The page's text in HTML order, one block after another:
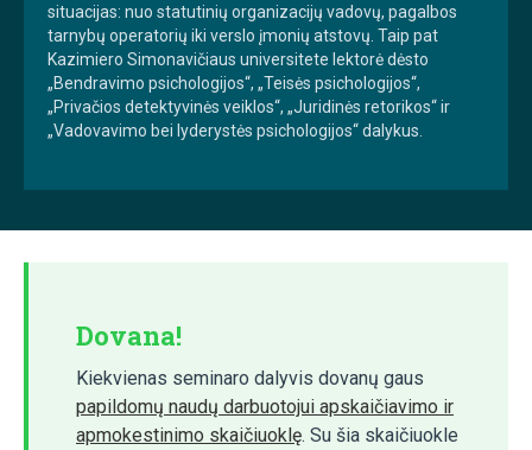
situacijas: nuo statutinių organizacijų vadovų, pagalbos
tarnybų operatorių iki verslo įmonių atstovų. Taip pat
Kazimiero Simonavičiaus universitete lektorė dėsto
„Bendravimo psichologijos“, „Teisės psichologijos“,
„Privačios detektyvinės veiklos“, „Juridinės retorikos“ ir
„Vadovavimo bei lyderystės psichologijos“ dalykus.
Dovana!
Kiekvienas seminaro dalyvis dovanų gaus
papildomų naudų darbuotojui apskaičiavimo ir
apmokestinimo skaičiuoklę. Su šia skaičiuokle